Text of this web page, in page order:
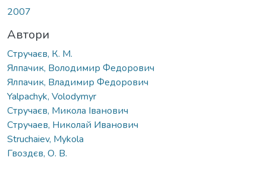
2007
Автори
Стручаєв, К. М.
Ялпачик, Володимир Федорович
Ялпачик, Владимир Федорович
Yalpachyk, Volodymyr
Стручаєв, Микола Іванович
Стручаев, Николай Иванович
Struchaiev, Mykola
Гвоздєв, О. В.